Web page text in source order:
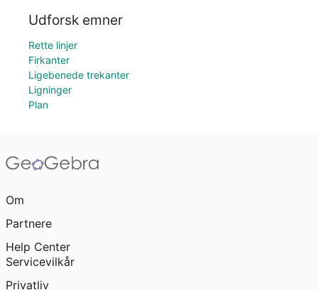
Udforsk emner
Rette linjer
Firkanter
Ligebenede trekanter
Ligninger
Plan
Om
Partnere
Help Center
Servicevilkår
Privatliv